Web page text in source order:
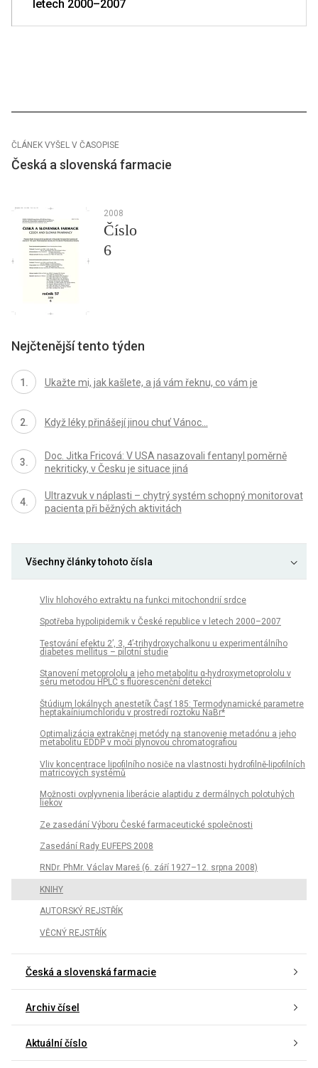
letech 2000–2007
ČLÁNEK VYŠEL V ČASOPISE
Česká a slovenská farmacie
2008
Číslo
6
Nejčtenější tento týden
Ukažte mi, jak kašlete, a já vám řeknu, co vám je
Když léky přinášejí jinou chuť Vánoc...
Doc. Jitka Fricová: V USA nasazovali fentanyl poměrně
nekriticky, v Česku je situace jiná
Ultrazvuk v náplasti – chytrý systém schopný monitorovat
pacienta při běžných aktivitách
Všechny články tohoto čísla
Vliv hlohového extraktu na funkci mitochondrií srdce
Spotřeba hypolipidemik v České republice v letech 2000–2007
Testování efektu 2’, 3, 4’-trihydroxychalkonu u experimentálního
diabetes mellitus – pilotní studie
Stanovení metoprololu a jeho metabolitu α-hydroxymetoprololu v
séru metodou HPLC s fluorescenční detekcí
Štúdium lokálnych anestetík Časť 185: Termodynamické parametre
heptakaíniumchloridu v prostredí roztoku NaBr*
Optimalizácia extrakčnej metódy na stanovenie metadónu a jeho
metabolitu EDDP v moči plynovou chromatografiou
Vliv koncentrace lipofilního nosiče na vlastnosti hydrofilně-lipofilních
matricových systémů
Možnosti ovplyvnenia liberácie alaptidu z dermálnych polotuhých
liekov
Ze zasedání Výboru České farmaceutické společnosti
Zasedání Rady EUFEPS 2008
RNDr. PhMr. Václav Mareš (6. září 1927–12. srpna 2008)
KNIHY
AUTORSKÝ REJSTŘÍK
VĚCNÝ REJSTŘÍK
Česká a slovenská farmacie
Archiv čísel
Aktuální číslo